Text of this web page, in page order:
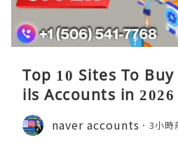
Top 10 Sites To
ils Accounts in 2026
naver accounts 3小時